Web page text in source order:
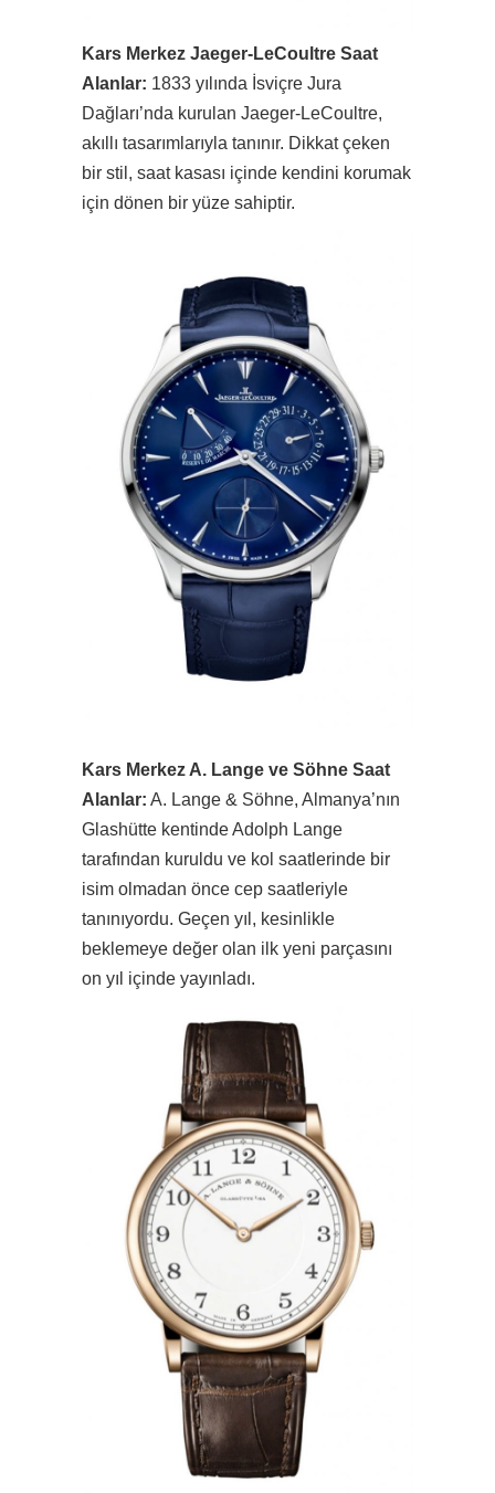
Kars Merkez Jaeger-LeCoultre Saat
Alanlar: 1833 yılında İsviçre Jura
Dağları’nda kurulan Jaeger-LeCoultre,
akıllı tasarımlarıyla tanınır. Dikkat çeken
bir stil, saat kasası içinde kendini korumak
için dönen bir yüze sahiptir.
Kars Merkez A. Lange ve Söhne Saat
Alanlar: A. Lange & Söhne, Almanya’nın
Glashütte kentinde Adolph Lange
tarafından kuruldu ve kol saatlerinde bir
isim olmadan önce cep saatleriyle
tanınıyordu. Geçen yıl, kesinlikle
beklemeye değer olan ilk yeni parçasını
on yıl içinde yayınladı.